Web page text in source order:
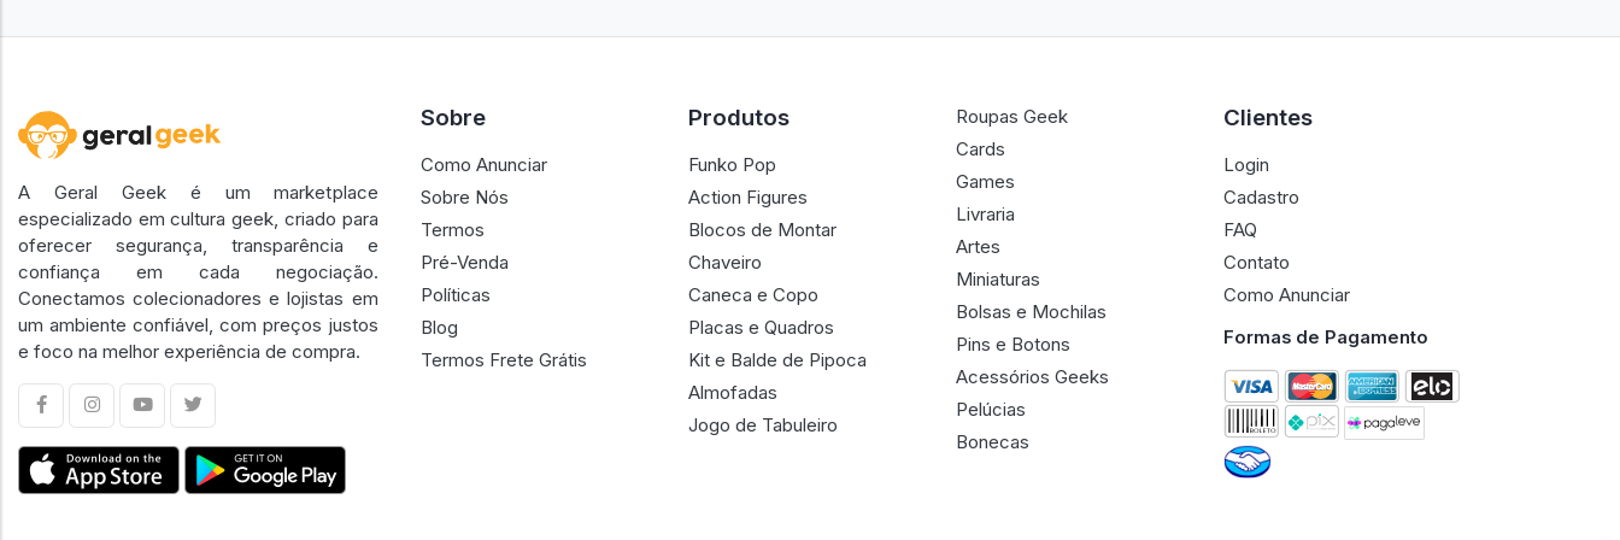
A Geral Geek é um marketplace
especializado em cultura geek, criado para
oferecer segurança, transparência e
confiança em cada negociação.
Conectamos colecionadores e lojistas em
um ambiente confiável, com preços justos
e foco na melhor experiência de compra.
Sobre
Como Anunciar
Sobre Nós
Termos
Pré-Venda
Políticas
Blog
Termos Frete Grátis
Produtos
Funko Pop
Action Figures
Blocos de Montar
Chaveiro
Caneca e Copo
Placas e Quadros
Kit e Balde de Pipoca
Almofadas
Jogo de Tabuleiro
Roupas Geek
Cards
Games
Livraria
Artes
Miniaturas
Bolsas e Mochilas
Pins e Botons
Acessórios Geeks
Pelúcias
Bonecas
Clientes
Login
Cadastro
FAQ
Contato
Como Anunciar
Formas de Pagamento